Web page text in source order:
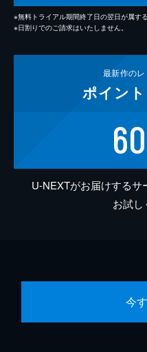
※無料トライアル期間終了日の翌日が属す
※日割りでのご請求はいたしません。
最新作の
ポイント
U-NEXTがお届けするサ
お試し
今